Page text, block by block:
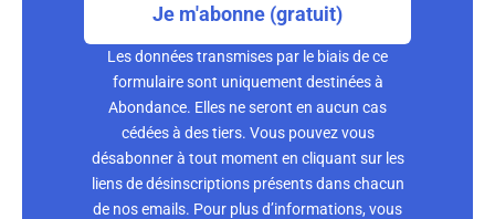
Je m'abonne (gratuit)
Les données transmises par le biais de ce
formulaire sont uniquement destinées à
Abondance. Elles ne seront en aucun cas
cédées à des tiers. Vous pouvez vous
désabonner à tout moment en cliquant sur les
liens de désinscriptions présents dans chacun
de nos emails. Pour plus d’informations, vous